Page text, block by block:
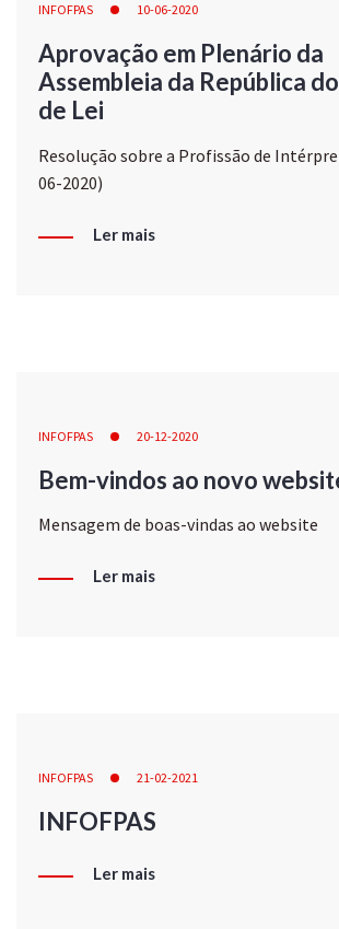
INFOFPAS 10-06-2020
Aprovação em Plenário da
Assembleia da República
de Lei
Resolução sobre a Profissão de
06-2020)
Ler mais
INFOFPAS 20-12-2020
Bem-vindos ao novo
Mensagem de boas-vindas ao website
Ler mais
INFOFPAS 21-02-2021
INFOFPAS
Ler mais